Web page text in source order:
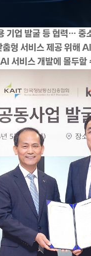
기업 발굴 등 협력… 중
서비스 제공 위해 AI
서비스 개발에 몰두할